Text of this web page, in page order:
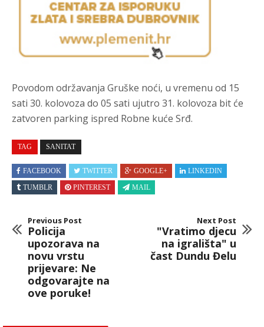
Povodom održavanja Gruške noći, u vremenu od 15
sati 30. kolovoza do 05 sati ujutro 31. kolovoza bit će
zatvoren parking ispred Robne kuće Srđ.
TAG SANITAT
FACEBOOK TWITTER GOOGLE+
LINKEDIN
TUMBLR
PINTEREST MAIL
Previous Post
Policija
upozorava na
novu vrstu
prijevare: Ne
odgovarajte na
ove poruke!
Next Post
"Vratimo djecu
na igrališta" u
čast Dundu Đelu